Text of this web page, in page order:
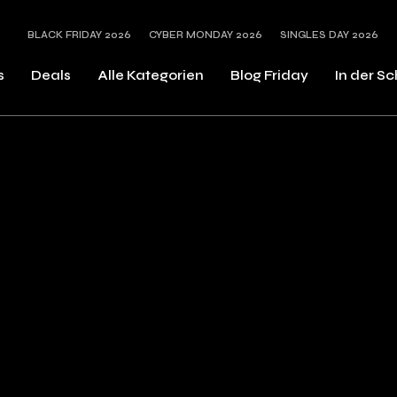
BLACK FRIDAY 2026 CYBER MONDAY 2026 SINGLES DAY 2026
Deals Alle Kategorien Blog Friday In der